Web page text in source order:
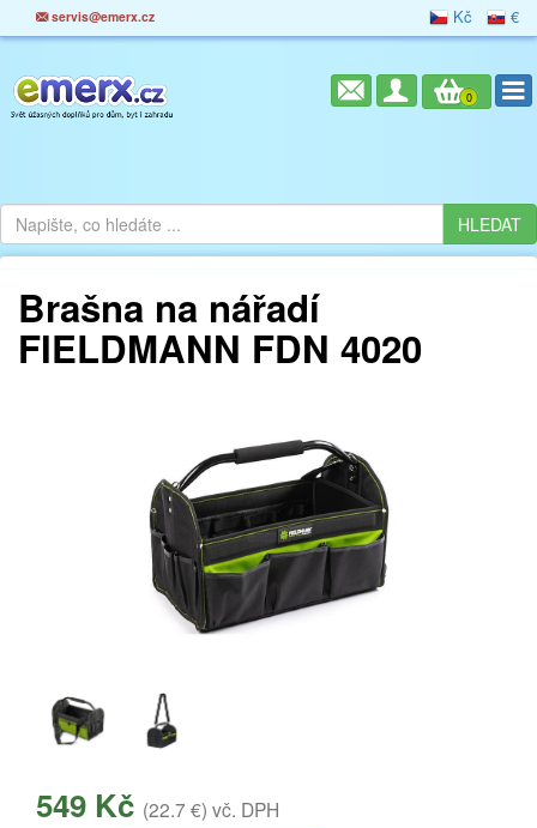
servis@emerx.cz Kč €
0
Brašna na nářadí
FIELDMANN FDN 4020
549 Kč (22.7 €) vč. DPH